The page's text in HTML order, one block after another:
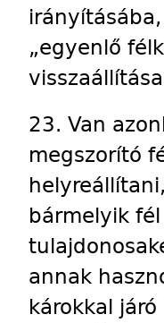
„egyenlő
23. Van
megszorító
bármelyik
annak
károkkal